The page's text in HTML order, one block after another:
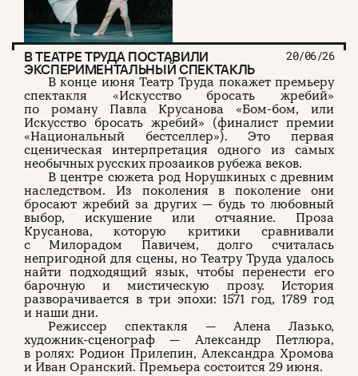
В ТЕАТРЕ ТРУДА ПОСТАВИЛИ
ЭКСПЕРИМЕНТАЛЬНЫЙ СПЕКТАКЛЬ
20/06/26
В конце июня Театр Труда покажет премьеру
спектакля «Искусство бросать жребий»
по роману Павла Крусанова «Бом-бом, или
Искусство бросать жребий» (финалист премии
«Национальный бестселлер»). Это первая
сценическая интерпретация одного из самых
необычных русских прозаиков рубежа веков.
В центре сюжета род Норушкиных с древним
наследством. Из поколения в поколение они
бросают жребий за других — будь то любовный
выбор, искушение или отчаяние. Проза
Крусанова, которую критики сравнивали
с Милорадом Павичем, долго считалась
непригодной для сцены, но Театру Труда удалось
найти подходящий язык, чтобы перенести его
барочную и мистическую прозу. История
разворачивается в три эпохи: 1571 год, 1789 год
и наши дни.
Режиссер спектакля — Алена Лазько,
художник-сценограф — Александр Петлюра,
в ролях: Родион Прилепин, Александра Хромова
и Иван Оранский. Премьера состоится 29 июня.